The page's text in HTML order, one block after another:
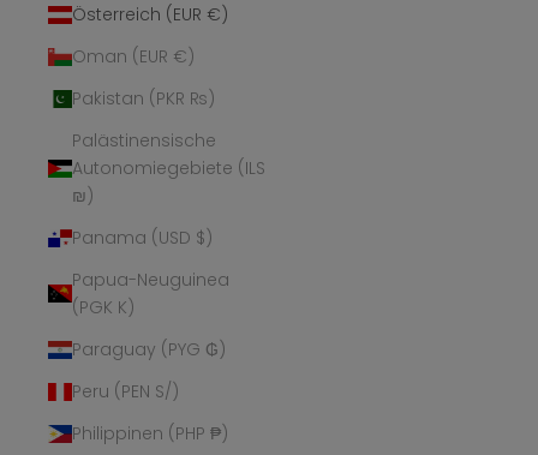
Österreich (EUR €)
Oman (EUR €)
Pakistan (PKR ₨)
Palästinensische
Autonomiegebiete (ILS
₪)
Panama (USD $)
Papua-Neuguinea
(PGK K)
Paraguay (PYG ₲)
Peru (PEN S/)
Philippinen (PHP ₱)